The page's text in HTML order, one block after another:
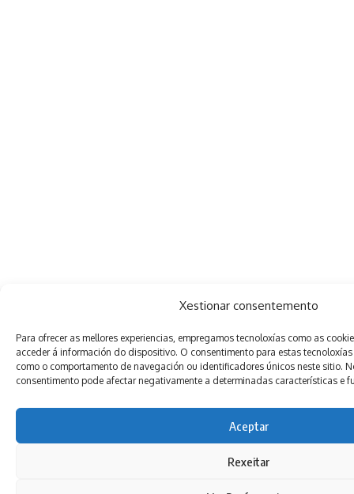
Xestionar consentemento
Para ofrecer as mellores experiencias, empregamos tecnoloxías como as
acceder á información do dispositivo. O consentimento para estas
como o comportamento de navegación ou identificadores únicos neste sitio.
consentimento pode afectar negativamente a determinadas características e
Aceptar
Rexeitar